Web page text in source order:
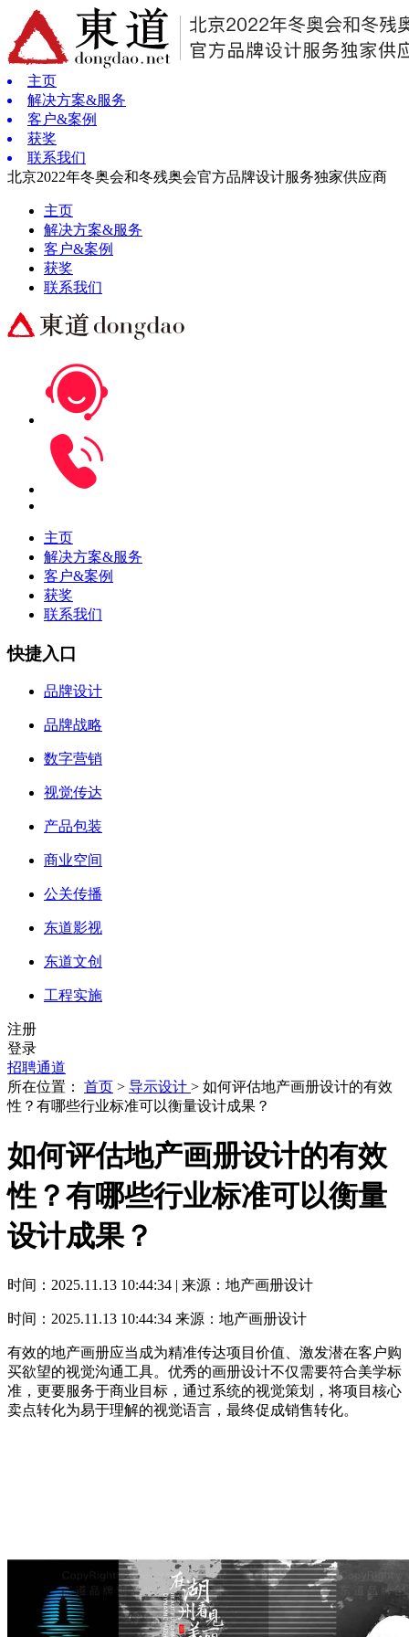
主页
解决方案&服务
客户&案例
获奖
联系我们
北京2022年冬奥会和冬残奥会官方品牌设计服务独家供应商
主页
解决方案&服务
客户&案例
获奖
联系我们
主页
解决方案&服务
客户&案例
获奖
联系我们
快捷入口
品牌设计
品牌战略
数字营销
视觉传达
产品包装
商业空间
公关传播
东道影视
东道文创
工程实施
注册
登录
招聘通道
所在位置： 首页 > 导示设计 > 如何评估地产画册设计的有效
性？有哪些行业标准可以衡量设计成果？
如何评估地产画册设计的有效
性？有哪些行业标准可以衡量
设计成果？
时间：2025.11.13 10:44:34 | 来源：地产画册设计
时间：2025.11.13 10:44:34 来源：地产画册设计
有效的地产画册应当成为精准传达项目价值、激发潜在客户购
买欲望的视觉沟通工具。优秀的画册设计不仅需要符合美学标
准，更要服务于商业目标，通过系统的视觉策划，将项目核心
卖点转化为易于理解的视觉语言，最终促成销售转化。